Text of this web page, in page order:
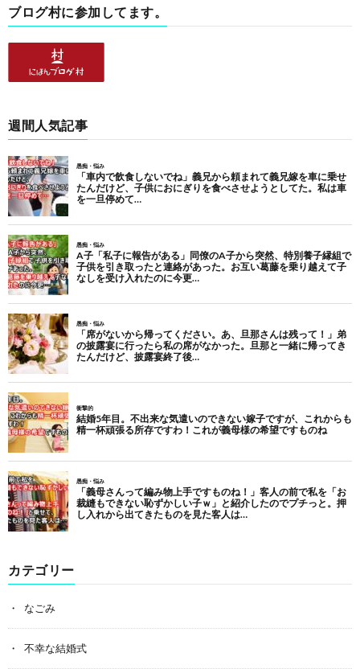
ブログ村に参加してます。
週間人気記事
カテゴリー
なごみ
不幸な結婚式